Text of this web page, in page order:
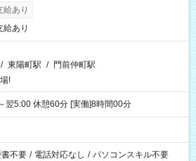
給あり
給あり
/ 東陽町駅 / 門前仲町駅
!
翌5:00 休憩60分 [実働]8時間00分
書不要 / 電話対応なし / パソコンスキル不要